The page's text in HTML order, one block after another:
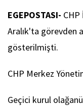
EGEPOSTASI- CHP
Aralık'ta görevden
gösterilmişti.
CHP Merkez
Geçici kurul